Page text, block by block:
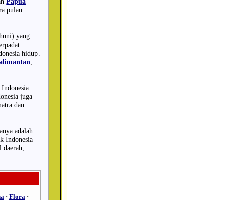
pulau
yang
hidup.
juga
dan
adalah
Indonesia
daerah,
· Flora ·